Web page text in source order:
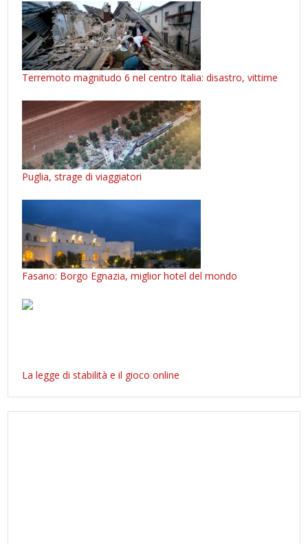
Terremoto magnitudo 6 nel centro Italia: disastro, vittime
Puglia, strage di viaggiatori
Fasano: Borgo Egnazia, miglior hotel del mondo
La legge di stabilità e il gioco online